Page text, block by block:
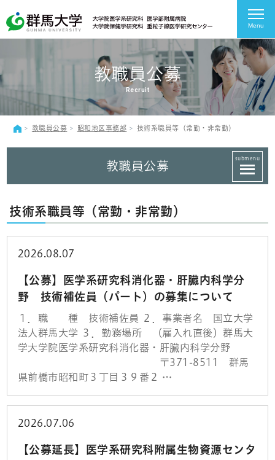
Menu
教職員公募
submenu
教職員公募
Recruit
教職員公募 昭和地区事務部 技術系職員等（常勤・非常勤）
技術系職員等（常勤・非常勤）
2026.08.07
【公募】医学系研究科消化器・肝臓内科学分
野 技術補佐員（パート）の募集について
１．職 種 技術補佐員 ２．事業者名 国立大学
法人群馬大学 ３．勤務場所 （雇入れ直後）群馬大
学大学院医学系研究科消化器・肝臓内科学分野
〒371-8511 群馬
県前橋市昭和町３丁目３９番２ …
2026.07.06
【公募延長】医学系研究科附属生物資源センタ